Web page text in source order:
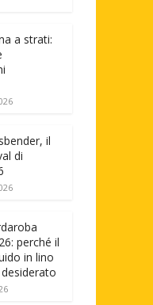
a strati:
il
di
perché il
in lino